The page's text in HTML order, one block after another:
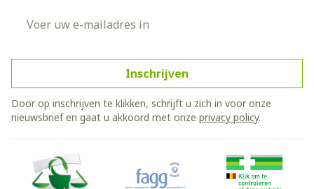
Inschrijven
Door op inschrijven te klikken, schrijft u zich in voor onze
nieuwsbrief en gaat u akkoord met onze privacy policy.